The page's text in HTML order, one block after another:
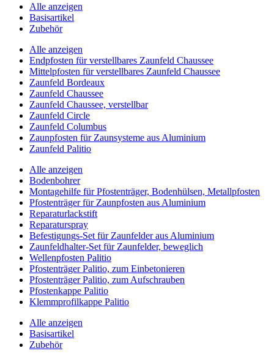
Alle anzeigen
Basisartikel
Zubehör
Alle anzeigen
Endpfosten für verstellbares Zaunfeld Chaussee
Mittelpfosten für verstellbares Zaunfeld Chaussee
Zaunfeld Bordeaux
Zaunfeld Chaussee
Zaunfeld Chaussee, verstellbar
Zaunfeld Circle
Zaunfeld Columbus
Zaunpfosten für Zaunsysteme aus Aluminium
Zaunfeld Palitio
Alle anzeigen
Bodenbohrer
Montagehilfe für Pfostenträger, Bodenhülsen, Metallpfosten
Pfostenträger für Zaunpfosten aus Aluminium
Reparaturlackstift
Reparaturspray
Befestigungs-Set für Zaunfelder aus Aluminium
Zaunfeldhalter-Set für Zaunfelder, beweglich
Wellenpfosten Palitio
Pfostenträger Palitio, zum Einbetonieren
Pfostenträger Palitio, zum Aufschrauben
Pfostenkappe Palitio
Klemmprofilkappe Palitio
Alle anzeigen
Basisartikel
Zubehör